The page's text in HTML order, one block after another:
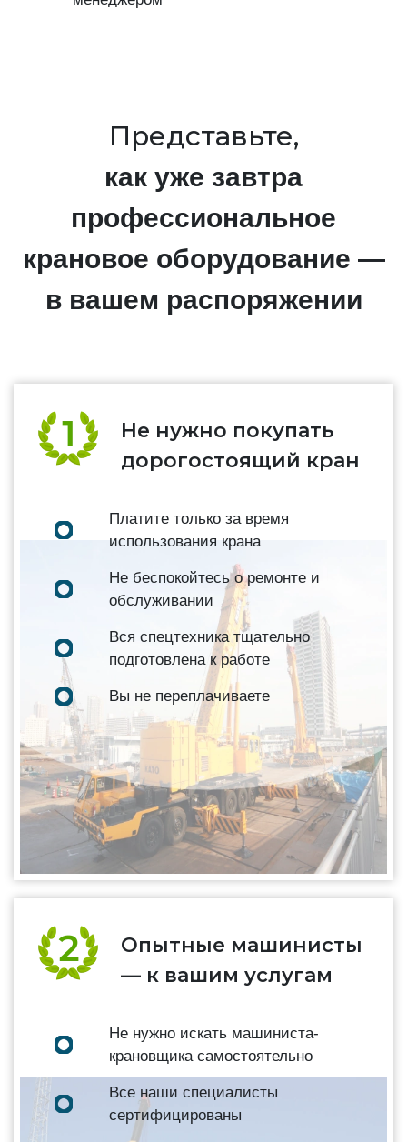
Представьте,
как уже завтра
профессиональное
крановое оборудование —
в вашем распоряжении
Не нужно покупать
дорогостоящий кран
Платите только за время
использования крана
Не беспокойтесь о ремонте и
обслуживании
Вся спецтехника тщательно
подготовлена к работе
Вы не переплачиваете
Опытные машинисты
— к вашим услугам
Не нужно искать машиниста-
крановщика самостоятельно
Все наши специалисты
сертифицированы